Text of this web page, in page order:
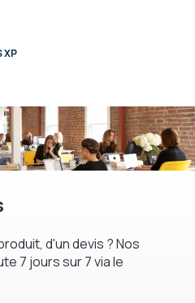
XP
d'un devis ? Nos
7 jours sur 7 via le